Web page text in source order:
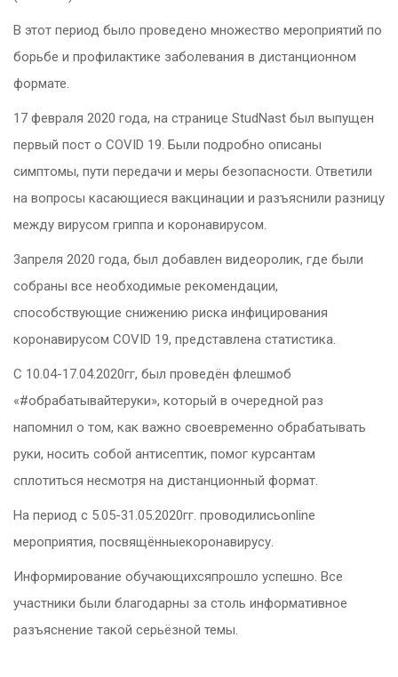
В этот период было проведено множество мероприятий по
борьбе и профилактике заболевания в дистанционном
формате.
17 февраля 2020 года, на странице StudNast был выпущен
первый пост о COVID 19. Были подробно описаны
симптомы, пути передачи и меры безопасности. Ответили
на вопросы касающиеся вакцинации и разъяснили разницу
между вирусом гриппа и коронавирусом.
3апреля 2020 года, был добавлен видеоролик, где были
собраны все необходимые рекомендации,
способствующие снижению риска инфицирования
коронавирусом COVID 19, представлена статистика.
С 10.04-17.04.2020гг, был проведён флешмоб
«#обрабатывайтеруки», который в очередной раз
напомнил о том, как важно своевременно обрабатывать
руки, носить собой антисептик, помог курсантам
сплотиться несмотря на дистанционный формат.
На период с 5.05-31.05.2020гг. проводилисьonline
мероприятия, посвящённыекоронавирусу.
Информирование обучающихсяпрошло успешно. Все
участники были благодарны за столь информативное
разъяснение такой серьёзной темы.